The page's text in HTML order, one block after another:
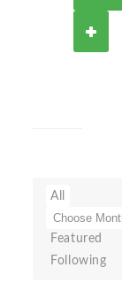
All
Featured
Following